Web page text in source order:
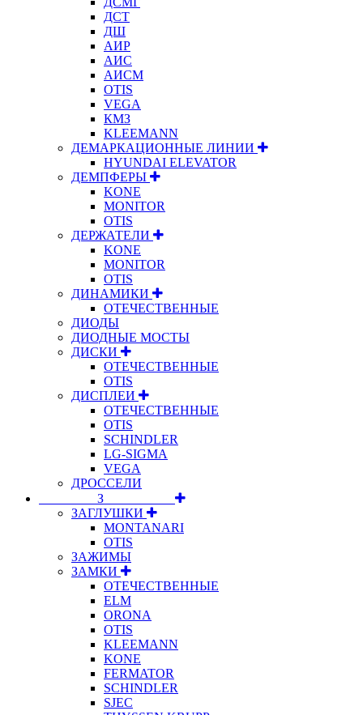
ДСТ
ДШ
АИР
АИС
АИСМ
OTIS
VEGA
КМЗ
KLEEMANN
ДЕМАРКАЦИОННЫЕ ЛИНИИ
HYUNDAI ELEVATOR
ДЕМПФЕРЫ
KONE
MONITOR
OTIS
ДЕРЖАТЕЛИ
KONE
MONITOR
OTIS
ДИНАМИКИ
ОТЕЧЕСТВЕННЫЕ
ДИОДЫ
ДИОДНЫЕ МОСТЫ
ДИСКИ
ОТЕЧЕСТВЕННЫЕ
OTIS
ДИСПЛЕИ
ОТЕЧЕСТВЕННЫЕ
OTIS
SCHINDLER
LG-SIGMA
VEGA
ДРОССЕЛИ
⠀⠀⠀⠀⠀⠀З⠀⠀⠀⠀⠀⠀⠀
ЗАГЛУШКИ
MONTANARI
OTIS
ЗАЖИМЫ
ЗАМКИ
ОТЕЧЕСТВЕННЫЕ
ELM
ORONA
OTIS
KLEEMANN
KONE
FERMATOR
SCHINDLER
SJEC